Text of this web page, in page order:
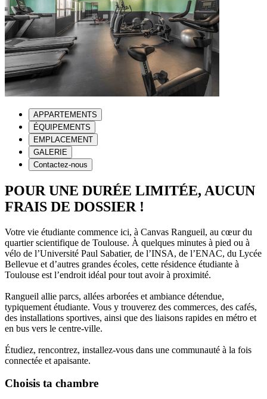
APPARTEMENTS
ÉQUIPEMENTS
EMPLACEMENT
GALERIE
Contactez-nous
POUR UNE DURÉE LIMITÉE, AUCUN
FRAIS DE DOSSIER !
Votre vie étudiante commence ici, à Canvas Rangueil, au cœur du
quartier scientifique de Toulouse. À quelques minutes à pied ou à
vélo de l’Université Paul Sabatier, de l’INSA, de l’ENAC, du Lycée
Bellevue et d’autres grandes écoles, cette résidence étudiante à
Toulouse est l’endroit idéal pour tout avoir à proximité.
Rangueil allie parcs, allées arborées et ambiance détendue,
typiquement étudiante. Vous y trouverez des commerces, des cafés,
des installations sportives, ainsi que des liaisons rapides en métro et
en bus vers le centre-ville.
Étudiez, rencontrez, installez-vous dans une communauté à la fois
connectée et apaisante.
Choisis ta chambre